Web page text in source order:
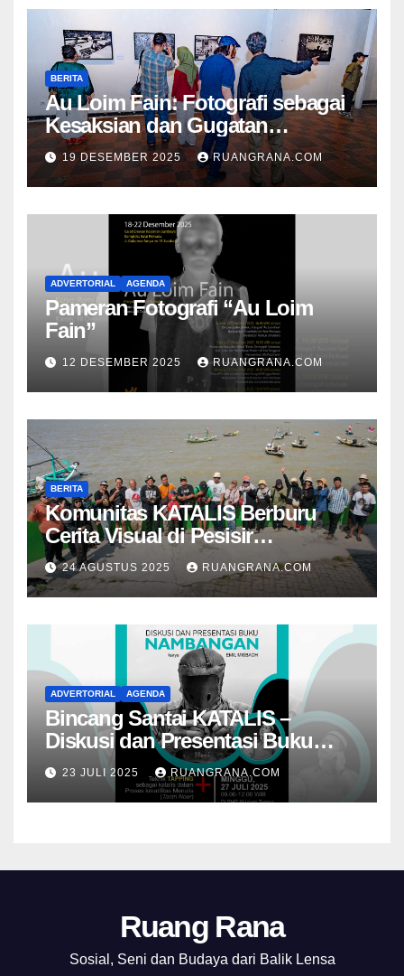
BERITA
Au Loim Fain: Fotografi sebagai
Kesaksian dan Gugatan
Kemanusiaan
19 DESEMBER 2025 RUANGRANA.COM
ADVERTORIAL AGENDA
Pameran Fotografi “Au Loim
Fain”
12 DESEMBER 2025 RUANGRANA.COM
BERITA
Komunitas KATALIS Berburu
Cerita Visual di Pesisir
Nambangan
24 AGUSTUS 2025 RUANGRANA.COM
ADVERTORIAL AGENDA
Bincang Santai KATALIS –
Diskusi dan Presentasi Buku
Foto Nambangan
23 JULI 2025 RUANGRANA.COM
Ruang Rana
Sosial, Seni dan Budaya dari Balik Lensa